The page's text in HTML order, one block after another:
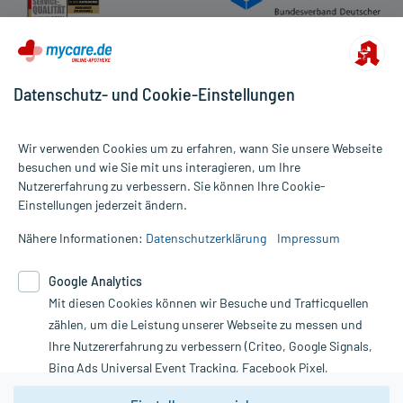
Alle Preise gelten inkl. MwSt., ggf. zzgl. Versandkosten
Informationen auf dieser Website werden ausschließlich für
die Untersuchung und Behandlung durch einen Arzt. Bitte
Therapien eingeleitet werden können. | Diese Webseite benutzt
Google Analytics. Lesen Sie bitte dazu die wichtigen Hinweise in
unserer Datenschutzerklärung. Für den Widerruf einer Bestellung
nutzen Sie das Formular:
Vertrag widerrufen
Datenschutz- und Cookie-Einstellungen
Wir verwenden Cookies um zu erfahren, wann Sie unsere Webseite
besuchen und wie Sie mit uns interagieren, um Ihre
Nutzererfahrung zu verbessern. Sie können Ihre Cookie-
Einstellungen jederzeit ändern.
Nähere Informationen: Datenschutzerklärung Impressum
Google Analytics
Mit diesen Cookies können wir Besuche und Trafficquellen
zählen, um die Leistung unserer Webseite zu messen und
Ihre Nutzererfahrung zu verbessern (Criteo, Google Signals,
Bing Ads Universal Event Tracking, Facebook Pixel,
Youtube-Social Plugin).